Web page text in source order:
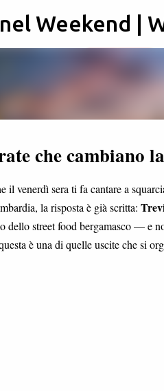
ai contenuti principali
Weekend |
che cambiano
venerdì sera ti fa cantare a
la risposta è già scritta:
dello street food bergamasco — e
è una di quelle uscite che si